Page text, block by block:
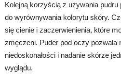
Kolejną korzyścią z używania
do wyrównywania kolorytu skóry.
się cienie i zaczerwienienia, które
zmęczeni. Puder pod oczy pozwala
niedoskonałości i nadanie skórze
wyglądu.